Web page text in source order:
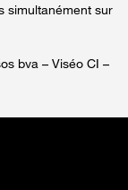
simultanément sur
bva – Viséo CI –